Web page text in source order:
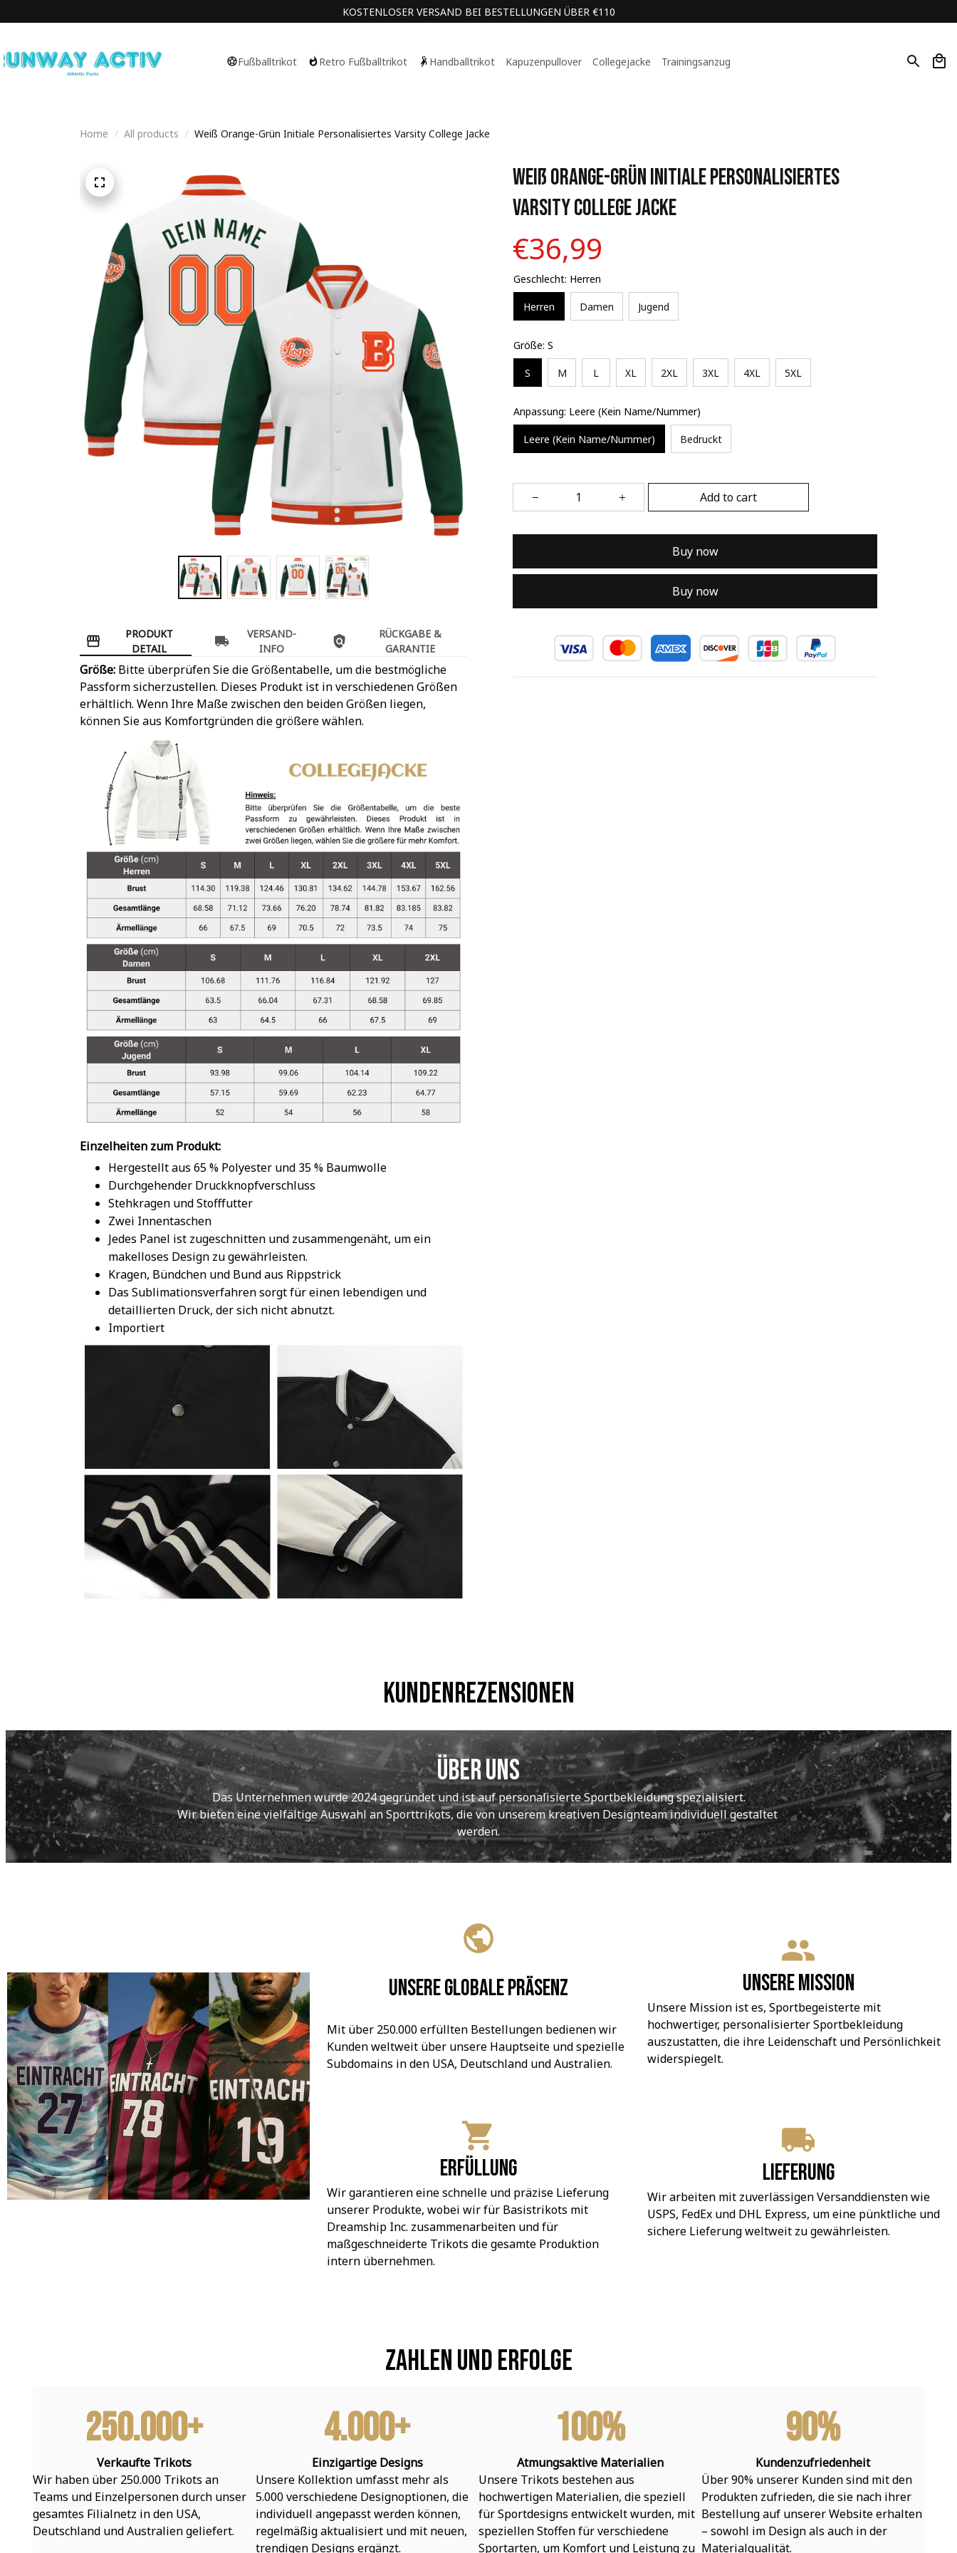
KOSTENLOSER VERSAND BEI BESTELLUNGEN ÜBER €110
Fußballtrikot Retro Fußballtrikot Handballtrikot Kapuzenpullover Collegejacke Trainingsanzug
Home All products Weiß Orange-Grün Initiale Personalisiertes Varsity College Jacke
PRODUKT
DETAIL
VERSAND-
INFO
RÜCKGABE &
GARANTIE
Größe: Bitte überprüfen Sie die Größentabelle, um die bestmögliche
Passform sicherzustellen. Dieses Produkt ist in verschiedenen Größen
erhältlich. Wenn Ihre Maße zwischen den beiden Größen liegen,
können Sie aus Komfortgründen die größere wählen.
Einzelheiten zum Produkt:
Hergestellt aus 65 % Polyester und 35 % Baumwolle
Durchgehender Druckknopfverschluss
Stehkragen und Stofffutter
Zwei Innentaschen
Jedes Panel ist zugeschnitten und zusammengenäht, um ein
makelloses Design zu gewährleisten.
Kragen, Bündchen und Bund aus Rippstrick
Das Sublimationsverfahren sorgt für einen lebendigen und
detaillierten Druck, der sich nicht abnutzt.
Importiert
Weiß Orange-Grün Initiale Personalisiertes
Varsity College Jacke
€36,99
Geschlecht: Herren
Herren Damen Jugend
Größe: S
S M L XL 2XL 3XL 4XL 5XL
Anpassung: Leere (Kein Name/Nummer)
Leere (Kein Name/Nummer) Bedruckt
Add to cart
Buy now
Buy now
Kundenrezensionen
Über uns
Das Unternehmen wurde 2024 gegründet und ist auf personalisierte Sportbekleidung spezialisiert.
Wir bieten eine vielfältige Auswahl an Sporttrikots, die von unserem kreativen Designteam individuell gestaltet
werden.
Unsere globale Präsenz
Mit über 250.000 erfüllten Bestellungen bedienen wir
Kunden weltweit über unsere Hauptseite und spezielle
Subdomains in den USA, Deutschland und Australien.
Erfüllung
Wir garantieren eine schnelle und präzise Lieferung
unserer Produkte, wobei wir für Basistrikots mit
Dreamship Inc. zusammenarbeiten und für
maßgeschneiderte Trikots die gesamte Produktion
intern übernehmen.
Unsere Mission
Unsere Mission ist es, Sportbegeisterte mit
hochwertiger, personalisierter Sportbekleidung
auszustatten, die ihre Leidenschaft und Persönlichkeit
widerspiegelt.
Lieferung
Wir arbeiten mit zuverlässigen Versanddiensten wie
USPS, FedEx und DHL Express, um eine pünktliche und
sichere Lieferung weltweit zu gewährleisten.
Zahlen und Erfolge
250.000+
Verkaufte Trikots
Wir haben über 250.000 Trikots an
Teams und Einzelpersonen durch unser
gesamtes Filialnetz in den USA,
Deutschland und Australien geliefert.
4.000+
Einzigartige Designs
Unsere Kollektion umfasst mehr als
5.000 verschiedene Designoptionen, die
individuell angepasst werden können,
regelmäßig aktualisiert und mit neuen,
trendigen Designs ergänzt.
100%
Atmungsaktive Materialien
Unsere Trikots bestehen aus
hochwertigen Materialien, die speziell
für Sportdesigns entwickelt wurden, mit
speziellen Stoffen für verschiedene
Sportarten, um Komfort und Leistung zu
90%
Kundenzufriedenheit
Über 90% unserer Kunden sind mit den
Produkten zufrieden, die sie nach ihrer
Bestellung auf unserer Website erhalten
– sowohl im Design als auch in der
Materialqualität.